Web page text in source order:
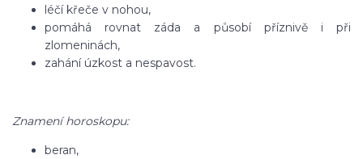
léčí křeče v nohou,
pomáhá rovnat záda a působí příznivě i při
zlomeninách,
zahání úzkost a nespavost.
Znamení horoskopu:
beran,